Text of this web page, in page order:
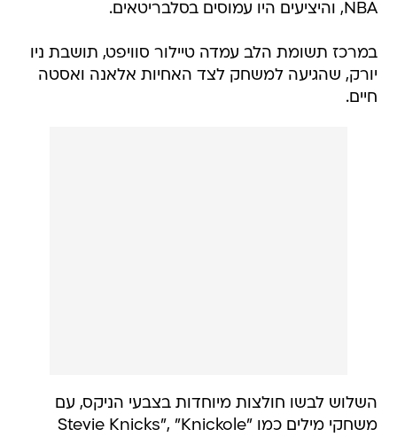
NBA, והיציעים היו עמוסים בסלבריטאים.
במרכז תשומת הלב עמדה טיילור סוויפט, תושבת ניו
יורק, שהגיעה למשחק לצד האחיות אלאנה ואסטה
חיים.
השלוש לבשו חולצות מיוחדות בצבעי הניקס, עם
משחקי מילים כמו "Stevie Knicks", "Knickole